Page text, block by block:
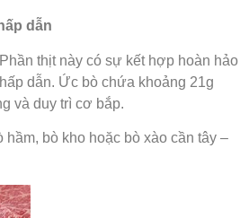
dẫn
thịt này có sự kết hợp hoàn hảo
dẫn. Ức bò chứa khoảng 21g
và duy trì cơ bắp.
bò kho hoặc bò xào cần tây –